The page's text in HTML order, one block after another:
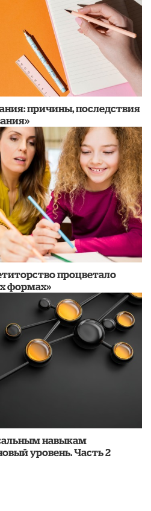
причины, последствия
процветало
формах»
навыкам
уровень. Часть 2